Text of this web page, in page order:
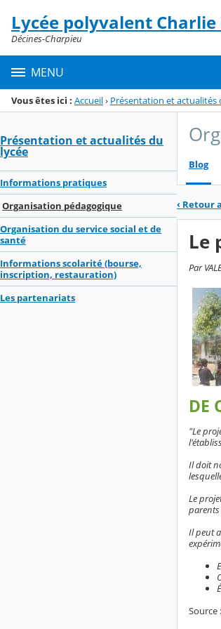
Menu de la rubrique
Contenu
Lycée polyvalent Charlie
Décines-Charpieu
MENU
Vous êtes ici : Accueil› Présentation et actualités
Présentation et actualités du
lycée
Informations pratiques
Organisation pédagogique
Organisation du service social et de
santé
Informations scolarité (bourse,
inscription, restauration)
Les partenariats
Blog
‹ Retour
Le
Par
DE
"Le
Il doit
Le
parents
Il peut
Source :